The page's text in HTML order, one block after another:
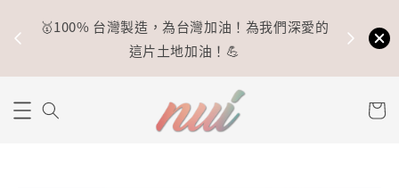
🥇100% 台灣製造，為台灣加油！為我們深愛的
這片土地加油！💪